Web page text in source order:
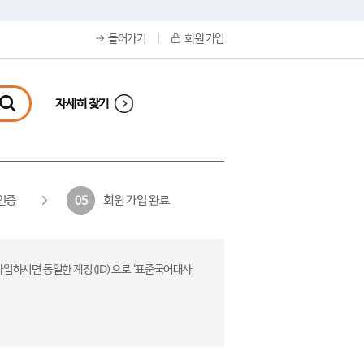
들어가기 회원 가입
자세히 찾기
증 05 회원 가입 완료
하시면 동일한 계정(ID)으로 ‘표준국어대사